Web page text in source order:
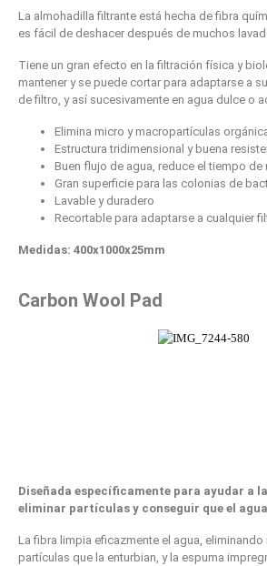
La almohadilla filtrante está hecha de fibra
es fácil de deshacer después de muchos
Tiene un gran efecto en la filtración física y
mantener y se puede cortar para adaptarse a
de filtro, y así sucesivamente en agua dulce o
Elimina micro y macropartículas
Estructura tridimensional y buena
Buen flujo de agua, reduce el tiempo de
Gran superficie para las colonias de
Lavable y duradero
Recortable para adaptarse a cualquier
Medidas: 400x1000x25mm
Carbon Wool Pad
Diseñada específicamente para ayudar a
eliminar partículas y conseguir que el
La fibra limpia eficazmente el agua,
partículas que la enturbian, y la espuma